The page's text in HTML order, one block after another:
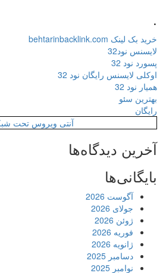
خرید بک لینک behtarinbacklink.com
لایسنس نود32
پسورد نود 32
اوکلی لایسنس رایگان نود 32
همیار نود 32
بهترین سئو
رایگان
آنتی ویروس تحت شبکه
آخرین دیدگاه‌ها
بایگانی‌ها
آگوست 2026
جولای 2026
ژوئن 2026
فوریه 2026
ژانویه 2026
دسامبر 2025
نوامبر 2025